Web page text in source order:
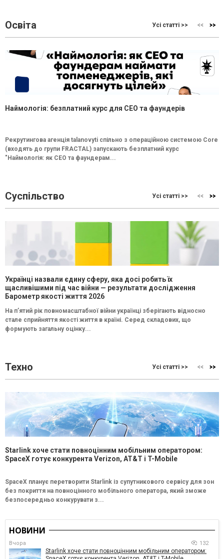
Освіта Усі статті >>
Наймологія: безплатний курс для CEO та фаундерів
Рекрутингова агенція talanovyti спільно з операційною системою Core
(входять до групи FRACTAL) запускають безплатний курс
"Наймологія: як СEO та фаундерам...
Суспільство Усі статті >>
Українці назвали єдину сферу, яка досі робить їх
щасливішими під час війни — результати дослідження
Барометр якості життя 2026
На п’ятий рік повномасштабної війни українці зберігають відносно
стале сприйняття якості життя в країні. Серед складових, що
формують загальну оцінку...
Техно Усі статті >>
Starlink хоче стати повноцінним мобільним оператором:
SpaceX готує конкурента Verizon, AT&T і T-Mobile
SpaceX планує перетворити Starlink із супутникового сервісу для зон
без покриття на повноцінного мобільного оператора, який зможе
безпосередньо конкурувати з...
НОВИНИ
Вчора 132
Starlink хоче стати повноцінним мобільним оператором: